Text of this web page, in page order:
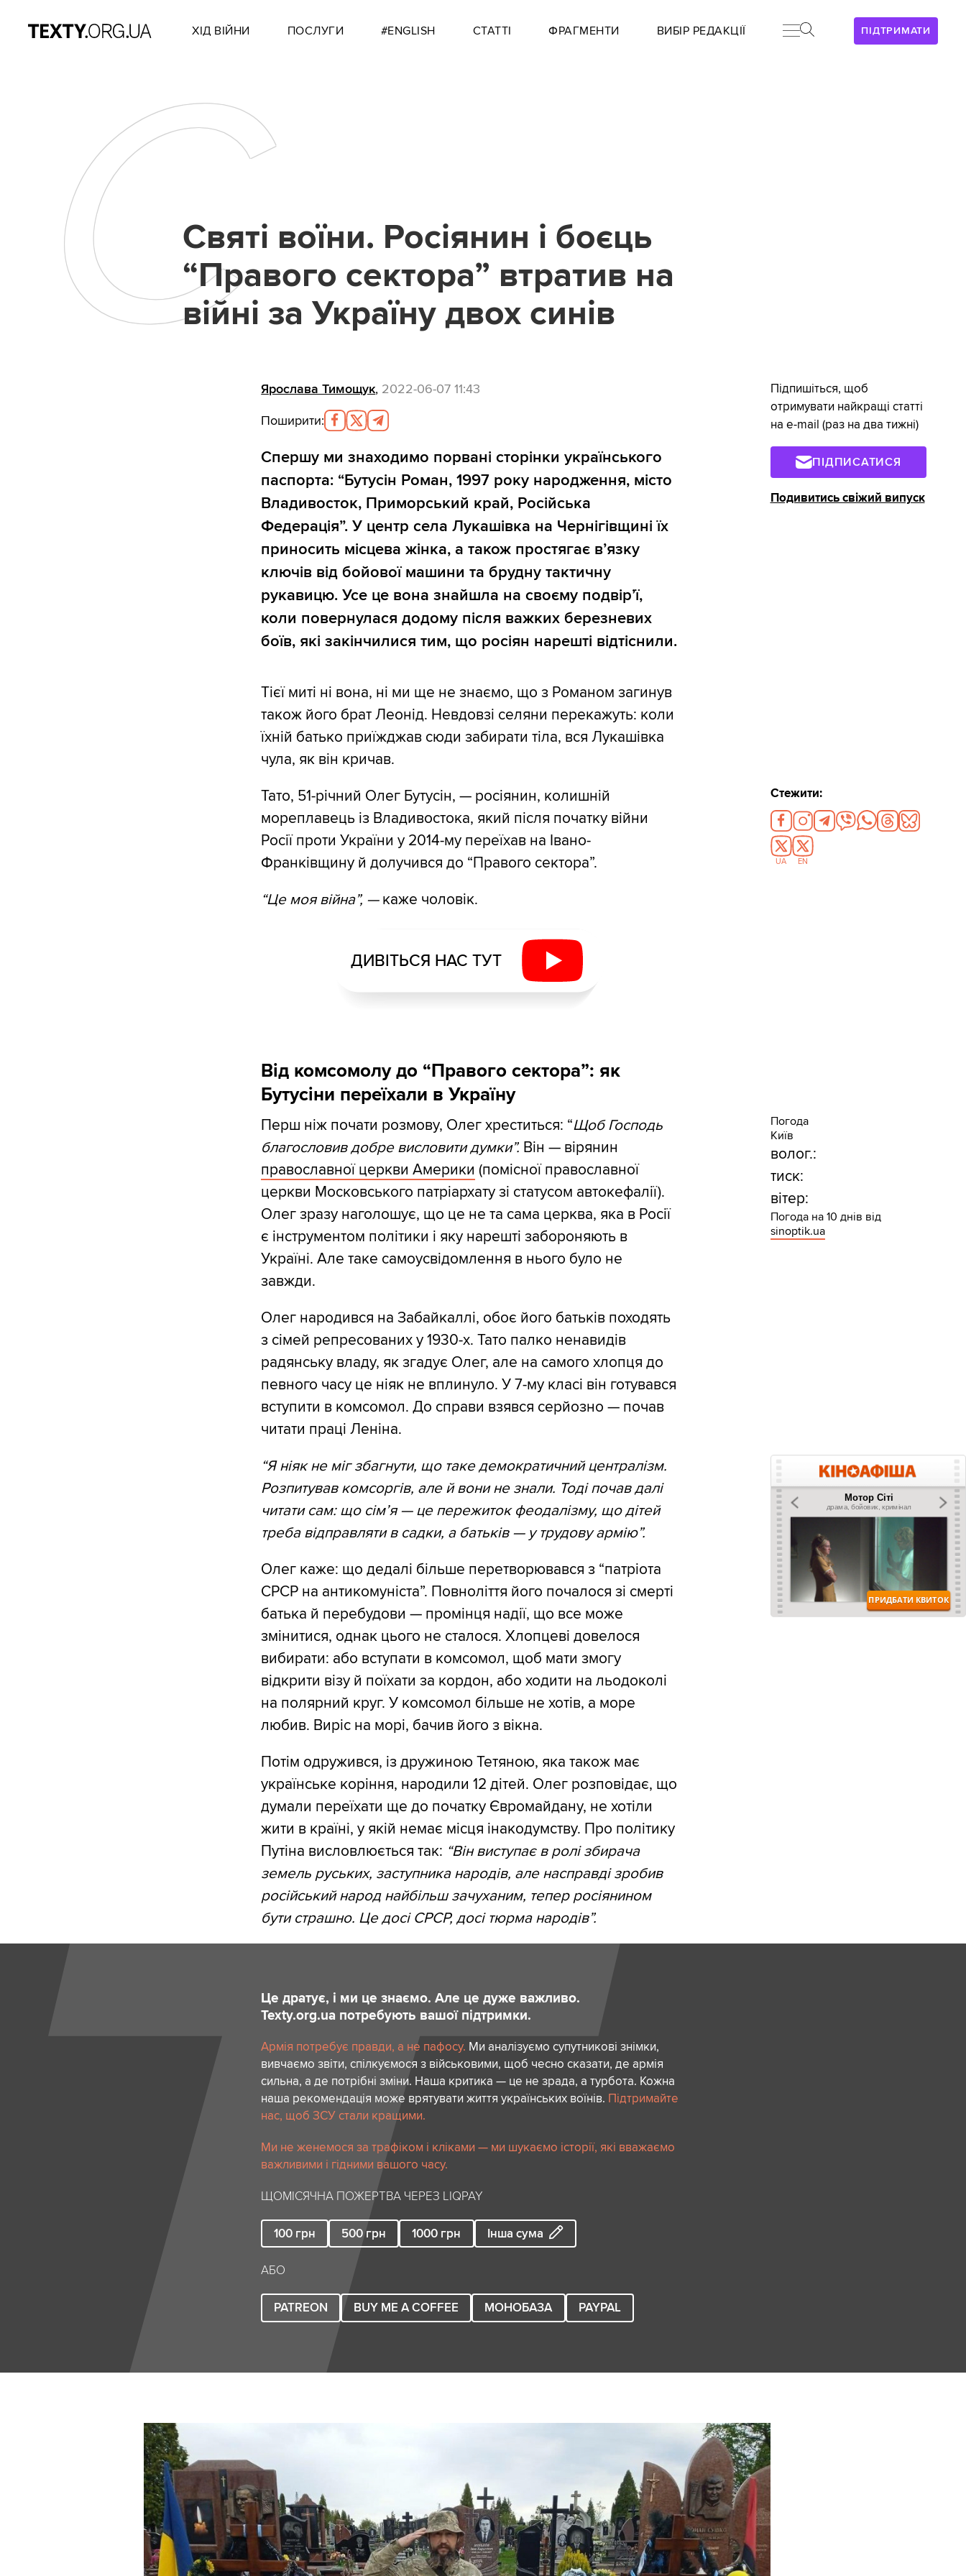
ПІДТРИМАТИ
ХІД ВІЙНИ ПОСЛУГИ #ENGLISH СТАТТІ ФРАГМЕНТИ ВИБІР РЕДАКЦІЇ
ССвяті воїни. Росіянин і боєць
“Правого сектора” втратив на
війні за Україну двох синів
Ярослава Тимощук, 2022-06-07 11:43
Поширити:
Спершу ми знаходимо порвані сторінки українського
паспорта: “Бутусін Роман, 1997 року народження, місто
Владивосток, Приморський край, Російська
Федерація”. У центр села Лукашівка на Чернігівщині їх
приносить місцева жінка, а також простягає в’язку
ключів від бойової машини та брудну тактичну
рукавицю. Усе це вона знайшла на своєму подвір’ї,
коли повернулася додому після важких березневих
боїв, які закінчилися тим, що росіян нарешті відтіснили.
Тієї миті ні вона, ні ми ще не знаємо, що з Романом загинув
також його брат Леонід. Невдовзі селяни перекажуть: коли
їхній батько приїжджав сюди забирати тіла, вся Лукашівка
чула, як він кричав.
Тато, 51-річний Олег Бутусін, — росіянин, колишній
мореплавець із Владивостока, який після початку війни
Росії проти України у 2014-му переїхав на Івано-
Франківщину й долучився до “Правого сектора”.
“Це моя війна”, —каже чоловік.
ДИВІТЬСЯ НАС ТУТ
Від комсомолу до “Правого сектора”: як
Бутусіни переїхали в Україну
Перш ніж почати розмову, Олег хреститься: “Щоб Господь
благословив добре висловити думки”. Він — вірянин
православної церкви Америки (помісної православної
церкви Московського патріархату зі статусом автокефалії).
Олег зразу наголошує, що це не та сама церква, яка в Росії
є інструментом політики і яку нарешті забороняють в
Україні. Але таке самоусвідомлення в нього було не
завжди.
Олег народився на Забайкаллі, обоє його батьків походять
з сімей репресованих у 1930-х. Тато палко ненавидів
радянську владу, як згадує Олег, але на самого хлопця до
певного часу це ніяк не вплинуло. У 7-му класі він готувався
вступити в комсомол. До справи взявся серйозно — почав
читати праці Леніна.
“Я ніяк не міг збагнути, що таке демократичний централізм.
Розпитував комсоргів, але й вони не знали. Тоді почав далі
читати сам: що сім’я — це пережиток феодалізму, що дітей
треба відправляти в садки, а батьків — у трудову армію”.
Олег каже: що дедалі більше перетворювався з “патріота
СРСР на антикомуніста”. Повноліття його почалося зі смерті
батька й перебудови — промінця надії, що все може
змінитися, однак цього не сталося. Хлопцеві довелося
вибирати: або вступати в комсомол, щоб мати змогу
відкрити візу й поїхати за кордон, або ходити на льодоколі
на полярний круг. У комсомол більше не хотів, а море
любив. Виріс на морі, бачив його з вікна.
Потім одружився, із дружиною Тетяною, яка також має
українське коріння, народили 12 дітей. Олег розповідає, що
думали переїхати ще до початку Євромайдану, не хотіли
жити в країні, у якій немає місця інакодумству. Про політику
Путіна висловлюється так: “Він виступає в ролі збирача
земель руських, заступника народів, але насправді зробив
російський народ найбільш зачуханим, тепер росіянином
бути страшно. Це досі СРСР, досі тюрма народів”.
Це дратує, і ми це знаємо. Але це дуже важливо.
Texty.org.ua потребують вашої підтримки.
Армія потребує правди, а не пафосу. Ми аналізуємо супутникові знімки,
вивчаємо звіти, спілкуємося з військовими, щоб чесно сказати, де армія
сильна, а де потрібні зміни. Наша критика — це не зрада, а турбота. Кожна
наша рекомендація може врятувати життя українських воїнів. Підтримайте
нас, щоб ЗСУ стали кращими.
Ми не женемося за трафіком і кліками — ми шукаємо історії, які вважаємо
важливими і гідними вашого часу.
ЩОМІСЯЧНА ПОЖЕРТВА ЧЕРЕЗ LIQPAY
100 грн 500грн 1000 грн Інша сума
АБО
PATREON BUY ME A COFFEE МОНОБАЗА PAYPAL
Підпишіться, щоб
отримувати найкращі статті
на e-mail (раз на два тижні)
ПІДПИСАТИСЯ
Подивитись свіжий випуск
Стежити:
UA EN
Погода
Київ
волог.:
тиск:
вітер:
Погода на 10 днів від
sinoptik.ua